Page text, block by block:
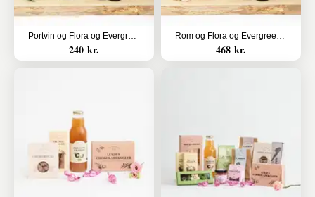
Portvin og Flora og Evergreen luksus chokoladekugler
240 kr.
Rom og Flora og Evergreen Luksus chokoladekugler
468 kr.